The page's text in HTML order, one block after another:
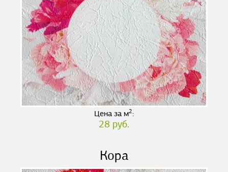
Цена за м2:
28 руб.
Кора